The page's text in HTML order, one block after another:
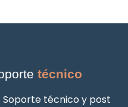
técnico
Soporte técnico y post